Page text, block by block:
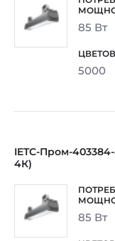
85 Вт
5000
IETC-Пром-
4К)
85 Вт